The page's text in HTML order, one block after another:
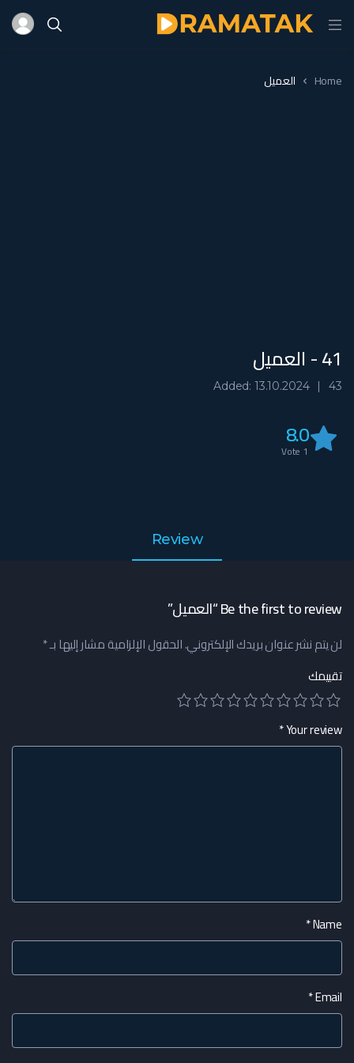
Home العميل
41 - العميل
43
Added: 13.10.2024
8.0
1
Review
Be the first to review “العميل”
لن يتم نشر عنوان بريدك الإلكتروني.الحقول الإلزامية مشار إليها بـ*
تقييمك
Your review
*
Name
*
Email
*